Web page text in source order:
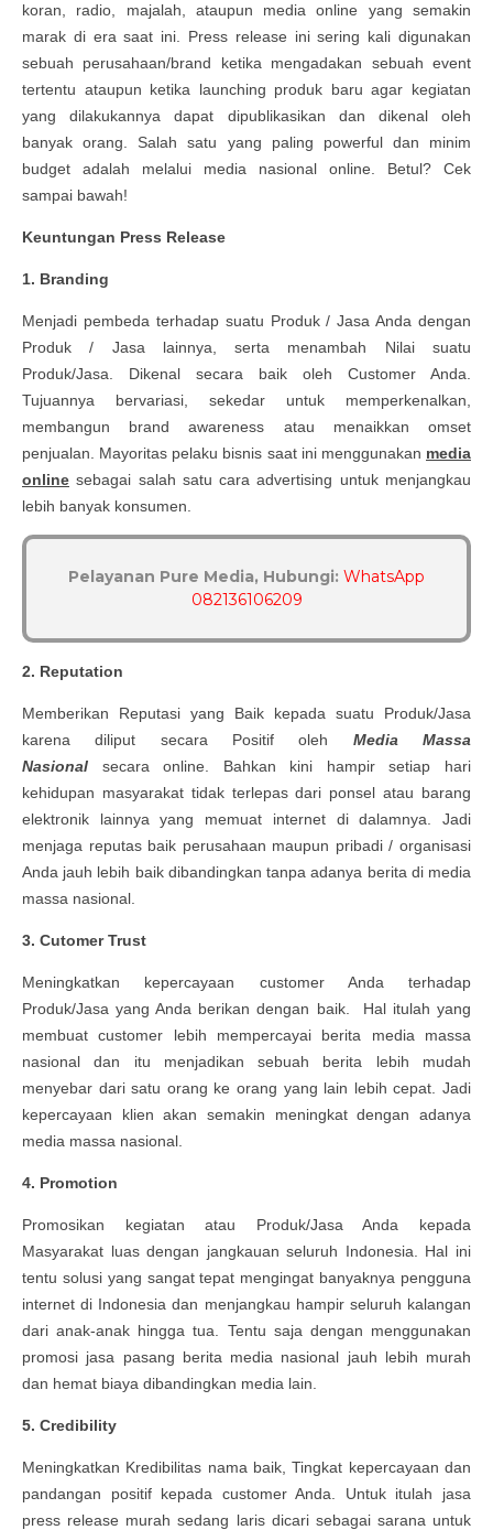
koran, radio, majalah, ataupun media online yang semakin
marak di era saat ini. Press release ini sering kali digunakan
sebuah perusahaan/brand ketika mengadakan sebuah event
tertentu ataupun ketika launching produk baru agar kegiatan
yang dilakukannya dapat dipublikasikan dan dikenal oleh
banyak orang. Salah satu yang paling powerful dan minim
budget adalah melalui media nasional online. Betul? Cek
sampai bawah!
Keuntungan Press Release
1. Branding
Menjadi pembeda terhadap suatu Produk / Jasa Anda dengan
Produk / Jasa lainnya, serta menambah Nilai suatu
Produk/Jasa. Dikenal secara baik oleh Customer Anda.
Tujuannya bervariasi, sekedar untuk memperkenalkan,
membangun brand awareness atau menaikkan omset
penjualan. Mayoritas pelaku bisnis saat ini menggunakan media
online sebagai salah satu cara advertising untuk menjangkau
lebih banyak konsumen.
Pelayanan Pure Media, Hubungi: WhatsApp
082136106209
2. Reputation
Memberikan Reputasi yang Baik kepada suatu Produk/Jasa
karena diliput secara Positif oleh Media Massa
Nasional secara online. Bahkan kini hampir setiap hari
kehidupan masyarakat tidak terlepas dari ponsel atau barang
elektronik lainnya yang memuat internet di dalamnya. Jadi
menjaga reputas baik perusahaan maupun pribadi / organisasi
Anda jauh lebih baik dibandingkan tanpa adanya berita di media
massa nasional.
3. Cutomer Trust
Meningkatkan kepercayaan customer Anda terhadap
Produk/Jasa yang Anda berikan dengan baik. Hal itulah yang
membuat customer lebih mempercayai berita media massa
nasional dan itu menjadikan sebuah berita lebih mudah
menyebar dari satu orang ke orang yang lain lebih cepat. Jadi
kepercayaan klien akan semakin meningkat dengan adanya
media massa nasional.
4. Promotion
Promosikan kegiatan atau Produk/Jasa Anda kepada
Masyarakat luas dengan jangkauan seluruh Indonesia. Hal ini
tentu solusi yang sangat tepat mengingat banyaknya pengguna
internet di Indonesia dan menjangkau hampir seluruh kalangan
dari anak-anak hingga tua. Tentu saja dengan menggunakan
promosi jasa pasang berita media nasional jauh lebih murah
dan hemat biaya dibandingkan media lain.
5. Credibility
Meningkatkan Kredibilitas nama baik, Tingkat kepercayaan dan
pandangan positif kepada customer Anda. Untuk itulah jasa
press release murah sedang laris dicari sebagai sarana untuk